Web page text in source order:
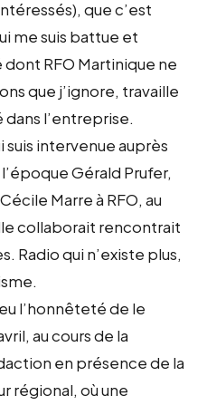
que c’est
me suis battue et
RFO Martinique ne
que j’ignore, travaille
l’entreprise.
suis intervenue auprès
Gérald Prufer,
Marre à RFO, au
collaborait rencontrait
Radio qui n’existe plus,
l’honnêteté de le
au cours de la
en présence de la
régional, où une